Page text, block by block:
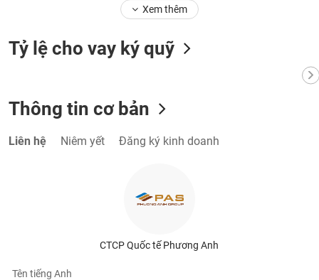
Xem thêm
Tỷ lệ cho vay ký quỹ
Thông tin cơ bản
Liên hệ Niêm yết Đăng ký kinh doanh
CTCP Quốc tế Phương Anh
Tên tiếng Anh